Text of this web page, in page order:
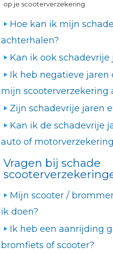
op je scooterverzekering.
Hoe kan ik mijn
achterhalen?
Kan ik ook
Ik heb negatieve
mijn scooterverzekering
Zijn schadevrije jaren
Kan ik de schadevrije
auto of
Vragen bij schade
Mijn scooter /
ik doen?
Ik heb een aanrijding
bromfiets of scooter?